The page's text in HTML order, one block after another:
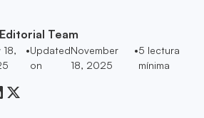
Team
18,
•Updated
on
November
18, 2025
•5 lectura
mínima